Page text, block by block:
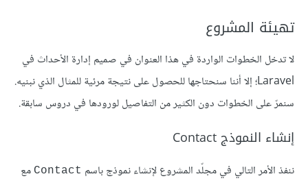
تهيئة المشروع
لا تدخل الخطوات الواردة في هذا العنوان في صميم إدارة الأحداث في
Laravel؛ إلا أننا سنحتاجها للحصول على نتيجة مرئية للمثال الذي نبنيه.
سنمرّ على الخطوات دون الكثير من التفاصيل لورودها في دروس سابقة.
إنشاء النموذج Contact
ننفذ الأمر التالي في مجلّد المشروع لإنشاء نموذج باسم Contact مع